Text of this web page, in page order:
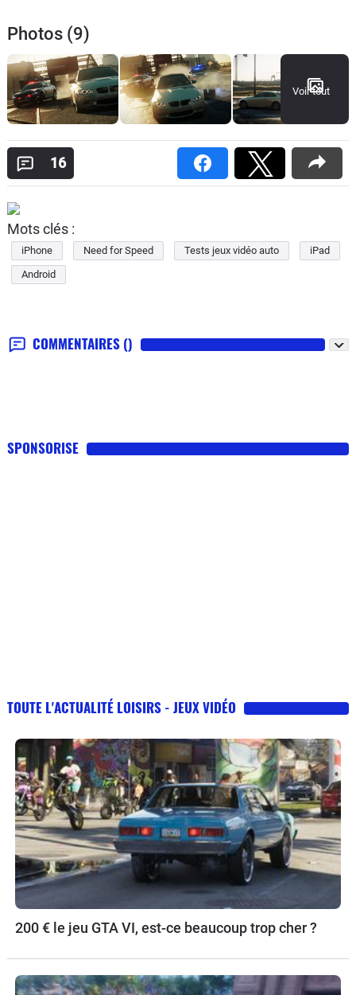
Photos (9)
Voir tout
16
Mots clés :
iPhone Need for Speed Tests jeux vidéo auto
iPad
Android
COMMENTAIRES ()
SPONSORISE
TOUTE L'ACTUALITÉ LOISIRS - JEUX VIDÉO
200 € le jeu GTA VI, est-ce beaucoup trop cher ?